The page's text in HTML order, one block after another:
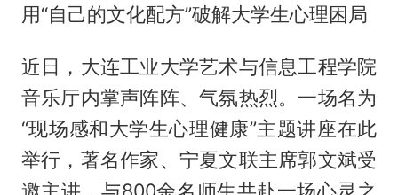
用“自己的文化配方”破解大学生心理困局
近日，大连工业大学艺术与信息工程学院
音乐厅内掌声阵阵、气氛热烈。一场名为
“现场感和大学生心理健康”主题讲座在此
举行，著名作家、宁夏文联主席郭文斌受